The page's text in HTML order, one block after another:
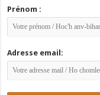
Prénom :
Adresse email: